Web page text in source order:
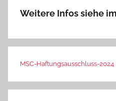
Weitere Infos siehe
MSC-Haftungsausschluss-2024